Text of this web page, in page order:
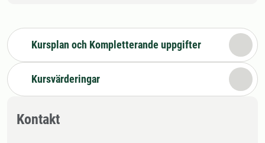
Kursplan och Kompletterande uppgifter
Kursvärderingar
Kontakt